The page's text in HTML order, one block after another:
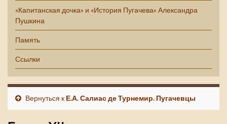
«Капитанская дочка» и «История Пугачева» Александра
Пушкина
Память
Ссылки
Вернуться к Е.А. Салиас де Турнемир. Пугачевцы